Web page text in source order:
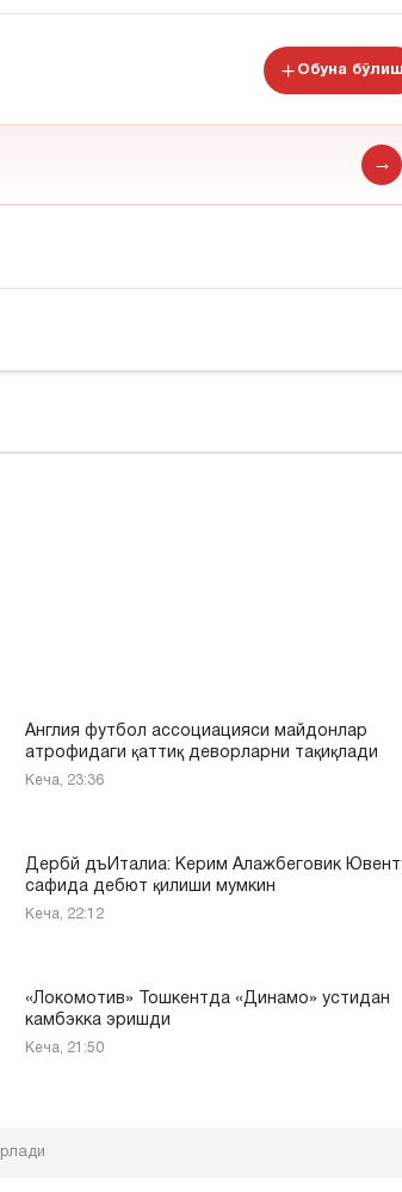
Обуна бўлиш
→
Англия футбол ассоциацияси майдонлар
атрофидаги қаттиқ деворларни тақиқлади
Кеча, 23:36
Дербй дъИталиа: Керим Алажбеговик
сафида дебют қилиши мумкин
Кеча, 22:12
«Локомотив» Тошкентда «Динамо» устидан
камбэкка эришди
Кеча, 21:50